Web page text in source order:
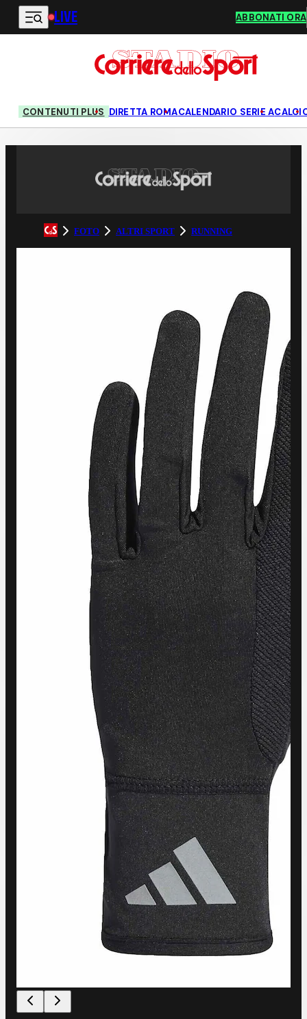
Vai al contenuto principale
LIVE ABBONATI ORA
CONTENUTI PLUS DIRETTA ROMACALENDARIO SERIE A
FOTO ALTRI SPORT RUNNING